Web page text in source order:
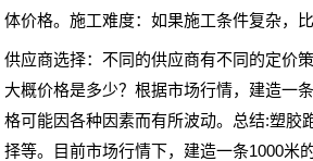
体价格。施工难度：如果施工条件复杂，
供应商选择：不同的供应商有不同的定价
大概价格是多少？根据市场行情，建造一
格可能因各种因素而有所波动。总结:塑胶
择等。目前市场行情下，建造一条1000米